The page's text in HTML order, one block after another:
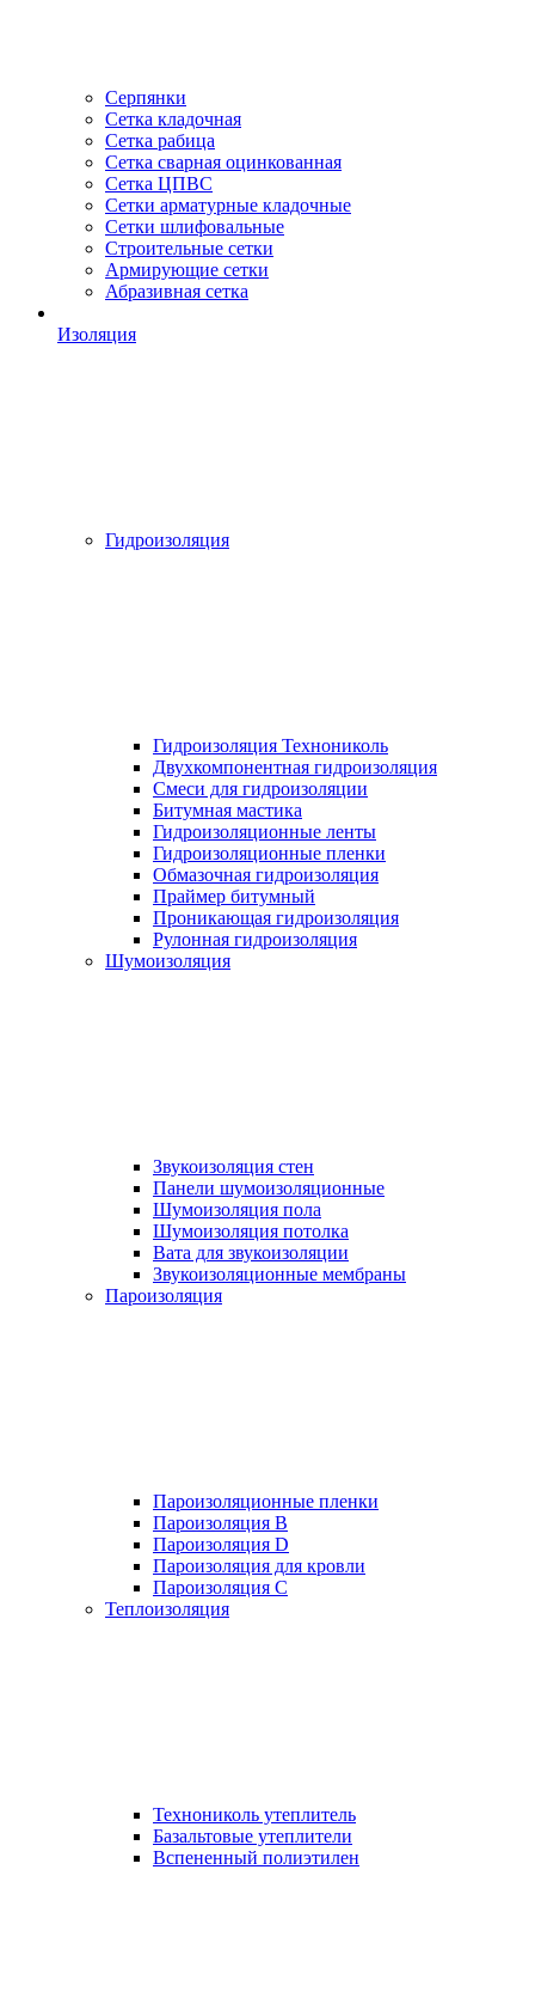
Серпянки
Сетка кладочная
Сетка рабица
Сетка сварная оцинкованная
Сетка ЦПВС
Сетки арматурные кладочные
Сетки шлифовальные
Строительные сетки
Армирующие сетки
Абразивная сетка
Изоляция
Гидроизоляция
Гидроизоляция Технониколь
Двухкомпонентная гидроизоляция
Смеси для гидроизоляции
Битумная мастика
Гидроизоляционные ленты
Гидроизоляционные пленки
Обмазочная гидроизоляция
Праймер битумный
Проникающая гидроизоляция
Рулонная гидроизоляция
Шумоизоляция
Звукоизоляция стен
Панели шумоизоляционные
Шумоизоляция пола
Шумоизоляция потолка
Вата для звукоизоляции
Звукоизоляционные мембраны
Пароизоляция
Пароизоляционные пленки
Пароизоляция B
Пароизоляция D
Пароизоляция для кровли
Пароизоляция С
Теплоизоляция
Технониколь утеплитель
Базальтовые утеплители
Вспененный полиэтилен